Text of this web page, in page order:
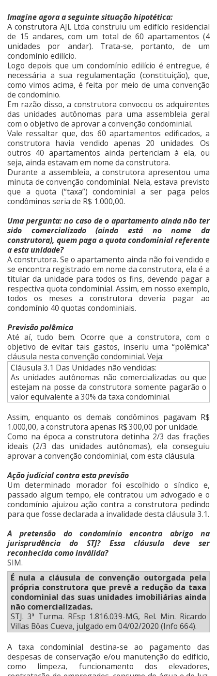
Imagine agora a seguinte situação hipotética:
A construtora AJL Ltda construiu um edifício residencial
de 15 andares, com um total de 60 apartamentos (4
unidades por andar). Trata-se, portanto, de um
condomínio edilício.
Logo depois que um condomínio edilício é entregue, é
necessária a sua regulamentação (constituição), que,
como vimos acima, é feita por meio de uma convenção
de condomínio.
Em razão disso, a construtora convocou os adquirentes
das unidades autônomas para uma assembleia geral
com o objetivo de aprovar a convenção condominial.
Vale ressaltar que, dos 60 apartamentos edificados, a
construtora havia vendido apenas 20 unidades. Os
outros 40 apartamentos ainda pertenciam à ela, ou
seja, ainda estavam em nome da construtora.
Durante a assembleia, a construtora apresentou uma
minuta de convenção condominial. Nela, estava previsto
que a quota (“taxa”) condominial a ser paga pelos
condôminos seria de R$ 1.000,00.
Uma pergunta: no caso de o apartamento ainda não ter
sido comercializado (ainda está no nome da
construtora), quem paga a quota condominial referente
a esta unidade?
A construtora. Se o apartamento ainda não foi vendido e
se encontra registrado em nome da construtora, ela é a
titular da unidade para todos os fins, devendo pagar a
respectiva quota condominial. Assim, em nosso exemplo,
todos os meses a construtora deveria pagar ao
condomínio 40 quotas condominiais.
Previsão polêmica
Até aí, tudo bem. Ocorre que a construtora, com o
objetivo de evitar tais gastos, inseriu uma “polêmica”
cláusula nesta convenção condominial. Veja:
Cláusula 3.1 Das Unidades não vendidas:
As unidades autônomas não comercializadas ou que
estejam na posse da construtora somente pagarão o
valor equivalente a 30% da taxa condominial.
Assim, enquanto os demais condôminos pagavam R$
1.000,00, a construtora apenas R$ 300,00 por unidade.
Como na época a construtora detinha 2/3 das frações
ideais (2/3 das unidades autônomas), ela conseguiu
aprovar a convenção condominial, com esta cláusula.
Ação judicial contra esta previsão
Um determinado morador foi escolhido o síndico e,
passado algum tempo, ele contratou um advogado e o
condomínio ajuizou ação contra a construtora pedindo
para que fosse declarada a invalidade desta cláusula 3.1.
A pretensão do condomínio encontra abrigo na
jurisprudência do STJ? Essa cláusula deve ser
reconhecida como inválida?
SIM.
É nula a cláusula de convenção outorgada pela
própria construtora que prevê a redução da taxa
condominial das suas unidades imobiliárias ainda
não comercializadas.
STJ. 3ª Turma. REsp 1.816.039-MG, Rel. Min. Ricardo
Villas Bôas Cueva, julgado em 04/02/2020 (Info 664).
A taxa condominial destina-se ao pagamento das
despesas de conservação e/ou manutenção do edifício,
como limpeza, funcionamento dos elevadores,